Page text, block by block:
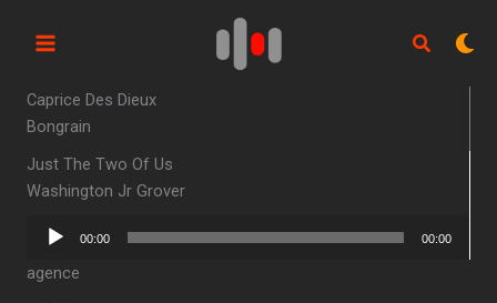
Caprice Des Dieux
Bongrain
Just The Two Of Us
Washington Jr Grover
Lecteur
00:00 00:00
agence